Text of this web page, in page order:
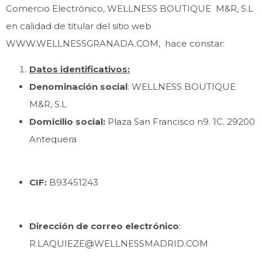
Comercio Electrónico, WELLNESS BOUTIQUE M&R, S.L
en calidad de titular del sitio web
WWW.WELLNESSGRANADA.COM, hace constar:
Datos identificativos:
Denominación social: WELLNESS BOUTIQUE
M&R, S.L
Domicilio social: Plaza San Francisco n9. 1C. 29200
Antequera
CIF: B93451243
Dirección de correo electrónico:
R.LAQUIEZE@WELLNESSMADRID.COM